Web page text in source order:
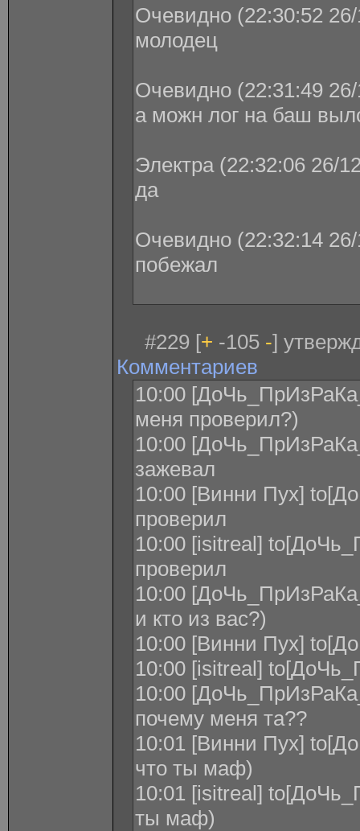
Очевидно (22:30:52
молодец
Очевидно (22:31:49
а можн лог на баш
Электра (22:32:06 26/
да
Очевидно (22:32:14
побежал
#229 [+ -105 -]
Комментариев
10:00
меня проверил?)
10:00
зажевал
10:00 [Винни Пух]
проверил
10:00 [isitreal]
проверил
10:00
и кто из вас?)
10:00 [Винни Пух]
10:00 [isitreal]
10:00
почему меня та??
10:01 [Винни Пух]
что ты маф)
10:01 [isitreal]
ты маф)